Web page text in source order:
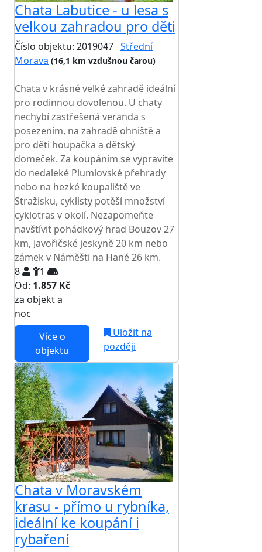
Chata Labutice - u lesa s
velkou zahradou pro děti
Číslo objektu: 2019047 Střední
Morava (16,1 km vzdušnou čarou)
Chata v krásné velké zahradě ideální
pro rodinnou dovolenou. U chaty
nechybí zastřešená veranda s
posezením, na zahradě ohniště a
pro děti houpačka a dětský
domeček. Za koupáním se vypravíte
do nedaleké Plumlovské přehrady
nebo na hezké koupaliště ve
Stražisku, cyklisty potěší množství
cyklotras v okolí. Nezapomeňte
navštívit pohádkový hrad Bouzov 27
km, Javořičské jeskyně 20 km nebo
zámek v Náměšti na Hané 26 km.
8
1
Od: 1.857 Kč
za objekt a
noc
Více o
objektu
Uložit na
později
Chata v Moravském
krasu - přímo u rybníka,
ideální ke koupání i
rybaření